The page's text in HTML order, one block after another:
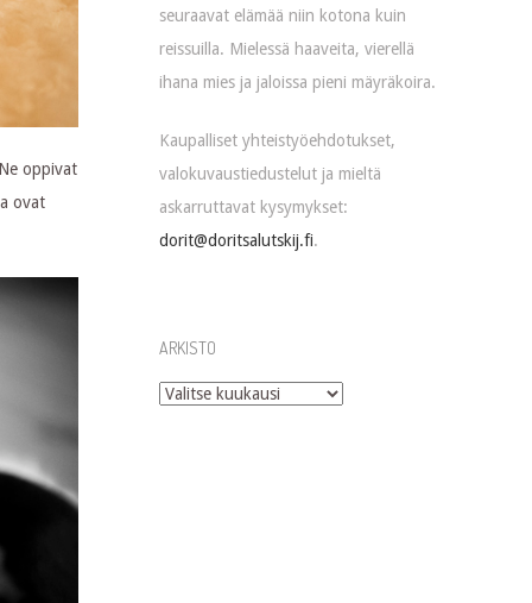
oppivat
ovat
seuraavat elämää niin kotona kuin
reissuilla. Mielessä haaveita, vierellä
ihana mies ja jaloissa pieni mäyräkoira.
Kaupalliset yhteistyöehdotukset,
valokuvaustiedustelut ja mieltä
askarruttavat kysymykset:
dorit@doritsalutskij.fi.
ARKISTO
Arkisto